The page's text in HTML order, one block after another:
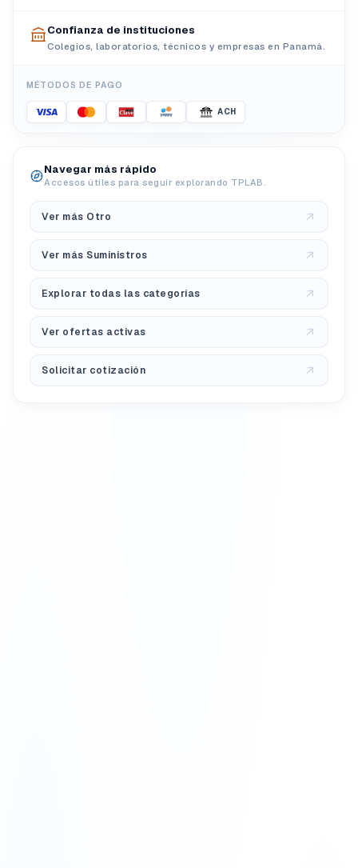
Confianza de instituciones
Colegios, laboratorios, técnicos y empresas en Panamá.
MÉTODOS DE PAGO
ACH
Navegar más rápido
Accesos útiles para seguir explorando TPLAB.
Ver más Otro
Ver más Suministros
Explorar todas las categorías
Ver ofertas activas
Solicitar cotización